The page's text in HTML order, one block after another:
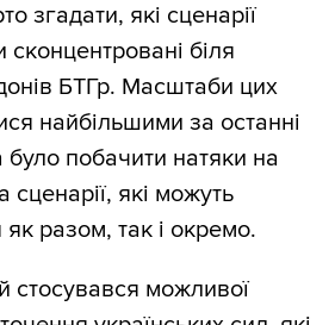
згадати, які сценарії
біля
БТГр. Масштаби цих
найбільшими за останні
побачити натяки на
які можуть
як разом, так і окремо.
стосувався можливої